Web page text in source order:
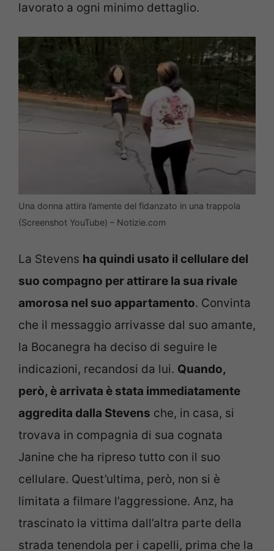
lavorato a ogni minimo dettaglio.
Una donna attira l’amente del fidanzato in una trappola
(Screenshot YouTube) – Notizie.com
La Stevens ha quindi usato il cellulare del
suo compagno per attirare la sua rivale
amorosa nel suo appartamento. Convinta
che il messaggio arrivasse dal suo amante,
la Bocanegra ha deciso di seguire le
indicazioni, recandosi da lui. Quando,
però, è arrivata è stata immediatamente
aggredita dalla Stevens che, in casa, si
trovava in compagnia di sua cognata
Janine che ha ripreso tutto con il suo
cellulare. Quest’ultima, però, non si è
limitata a filmare l’aggressione. Anz, ha
trascinato la vittima dall’altra parte della
strada tenendola per i capelli, prima che la